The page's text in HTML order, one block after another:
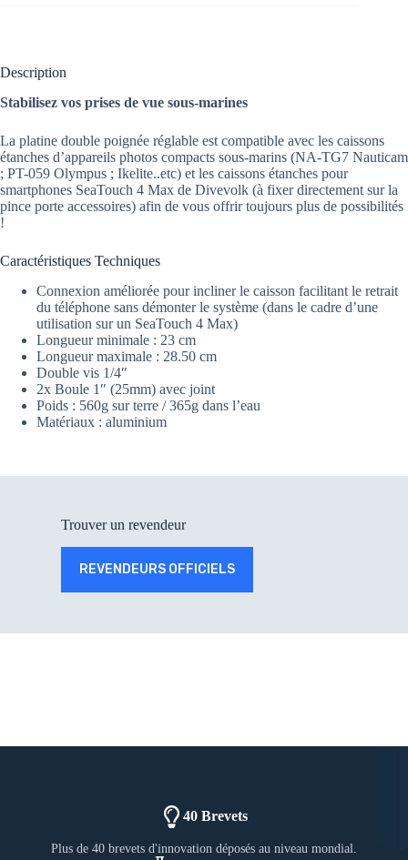
Description
Stabilisez vos prises de vue sous-marines
La platine double poignée réglable est compatible avec les caissons
étanches d’appareils photos compacts sous-marins (NA-TG7 Nauticam
; PT-059 Olympus ; Ikelite..etc) et les caissons étanches pour
smartphones SeaTouch 4 Max de Divevolk (à fixer directement sur la
pince porte accessoires) afin de vous offrir toujours plus de possibilités
!
Caractéristiques Techniques
Connexion améliorée pour incliner le caisson facilitant le retrait
du téléphone sans démonter le système (dans le cadre d’une
utilisation sur un SeaTouch 4 Max)
Longueur minimale : 23 cm
Longueur maximale : 28.50 cm
Double vis 1/4″
2x Boule 1″ (25mm) avec joint
Poids : 560g sur terre / 365g dans l’eau
Matériaux : aluminium
Trouver un revendeur
REVENDEURS OFFICIELS
40 Brevets
Plus de 40 brevets d'innovation déposés au niveau mondial.